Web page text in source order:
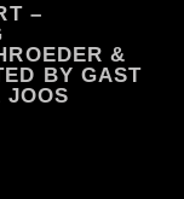
–
&
BY GAST
JOOS